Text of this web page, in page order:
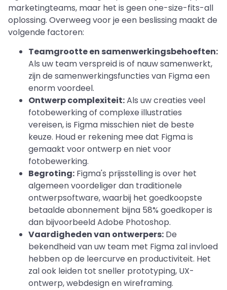
marketingteams, maar het is geen one-size-fits-all
oplossing. Overweeg voor je een beslissing maakt de
volgende factoren:
Teamgrootte en samenwerkingsbehoeften:
Als uw team verspreid is of nauw samenwerkt,
zijn de samenwerkingsfuncties van Figma een
enorm voordeel.
Ontwerp complexiteit:Als uw creaties veel
fotobewerking of complexe illustraties
vereisen, is Figma misschien niet de beste
keuze. Houd er rekening mee dat Figma is
gemaakt voor ontwerp en niet voor
fotobewerking.
Begroting: Figma's prijsstelling is over het
algemeen voordeliger dan traditionele
ontwerpsoftware, waarbij het goedkoopste
betaalde abonnement bijna 58% goedkoper is
dan bijvoorbeeld Adobe Photoshop.
Vaardigheden van ontwerpers: De
bekendheid van uw team met Figma zal invloed
hebben op de leercurve en productiviteit. Het
zal ook leiden tot sneller prototyping, UX-
ontwerp, webdesign en wireframing.